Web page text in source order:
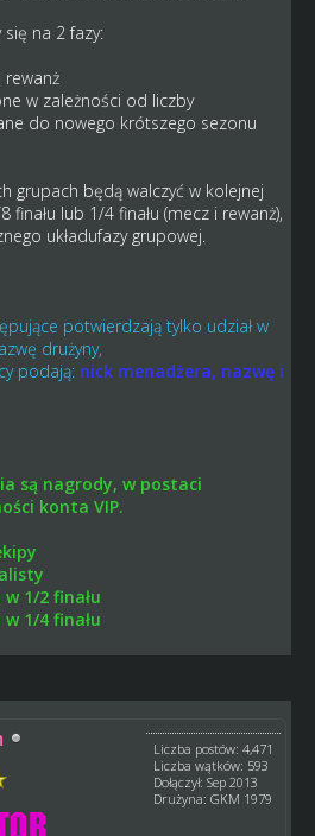
się na 2 fazy:
rewanż
w zależności od liczby
do nowego krótszego sezonu
grupach będą walczyć w kolejnej
lub 1/4 finału (mecz i rewanż),
układufazy grupowej.
potwierdzają tylko udział w
drużyny,
podają: nick menadżera, nazwę i
są nagrody, w postaci
konta VIP.
1/2 finału
1/4 finału
Liczba postów: 4,471
Liczba wątków: 593
Dołączył: Sep 2013
Drużyna: GKM 1979